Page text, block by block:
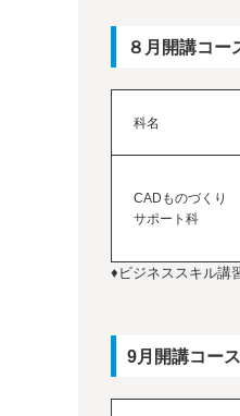
８月開講コー
科名
CADものづくり
サポート科
♦ビジネススキル講
9月開講コース